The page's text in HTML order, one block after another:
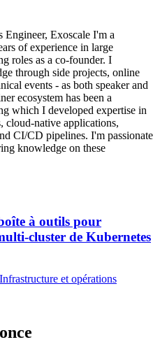
Exoscale I'm a
of experience in large
roles as a co-founder. I
through side projects, online
events - as both speaker and
ecosystem has been a
which I developed expertise in
cloud-native applications,
CI/CD pipelines. I'm passionate
knowledge on these
à outils pour
cluster de Kubernetes
et opérations